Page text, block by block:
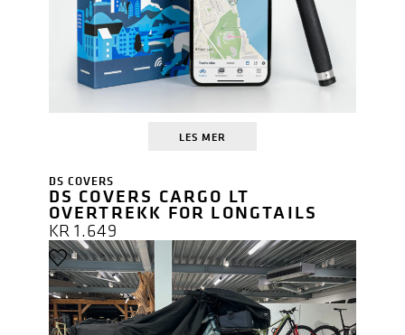
LES MER
DS COVERS
DS COVERS CARGO LT
OVERTREKK FOR LONGTAILS
KR1.649